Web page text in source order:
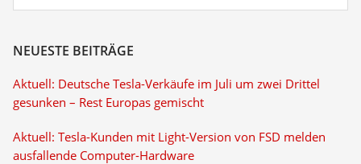
NEUESTE BEITRÄGE
Aktuell: Deutsche Tesla-Verkäufe im Juli um zwei Drittel
gesunken – Rest Europas gemischt
Aktuell: Tesla-Kunden mit Light-Version von FSD melden
ausfallende Computer-Hardware